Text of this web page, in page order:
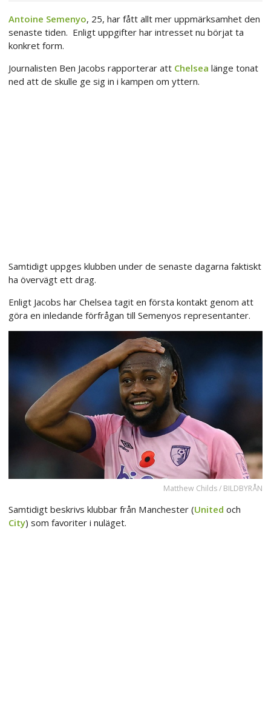
Antoine Semenyo, 25, har fått allt mer uppmärksamhet den
senaste tiden. Enligt uppgifter har intresset nu börjat ta
konkret form.
Journalisten Ben Jacobs rapporterar att Chelsea länge tonat
ned att de skulle ge sig in i kampen om yttern.
Samtidigt uppges klubben under de senaste dagarna faktiskt
ha övervägt ett drag.
Enligt Jacobs har Chelsea tagit en första kontakt genom att
göra en inledande förfrågan till Semenyos representanter.
Matthew Childs / BILDBYRÅN
Samtidigt beskrivs klubbar från Manchester (United och
City) som favoriter i nuläget.